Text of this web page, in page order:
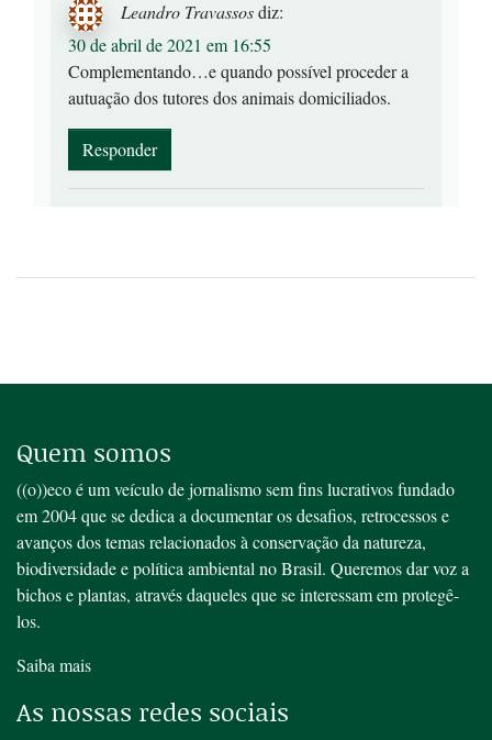
Leandro Travassosdiz:
30 de abril de 2021 em 16:55
Complementando…e quando possível proceder a
autuação dos tutores dos animais domiciliados.
Responder
Quem somos
((o))eco é um veículo de jornalismo sem fins lucrativos fundado
em 2004 que se dedica a documentar os desafios, retrocessos e
avanços dos temas relacionados à conservação da natureza,
biodiversidade e política ambiental no Brasil. Queremos dar voz a
bichos e plantas, através daqueles que se interessam em protegê-
los.
Saiba mais
As nossas redes sociais